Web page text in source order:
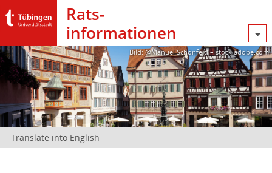
Rats­
informationen
Bild: @Manuel Schönfeld – stock.adobe.com
Translate into English